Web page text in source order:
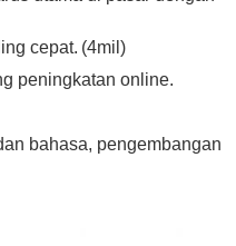
cepat. (4mil)
peningkatan online.
bahasa, pengembangan